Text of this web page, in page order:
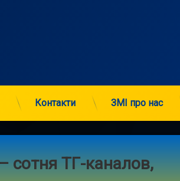
Контакти ЗМІ про нас
сотня ТГ-каналов,